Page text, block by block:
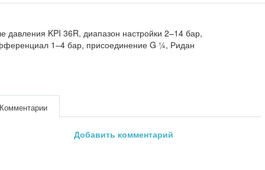
давления KPI 36R, диапазон настройки 2–14 бар,
1–4 бар, присоединение G ¼, Ридан
Добавить комментарий